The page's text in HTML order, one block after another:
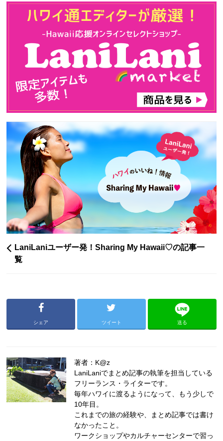
LaniLaniユーザー発！Sharing My Hawaii♡の記事一
覧
シェア ツイート 送る
著者：K@z
LaniLaniでまとめ記事の執筆を担当している
フリーランス・ライターです。
毎年ハワイに渡るようになって、もう少しで
10年目。
これまでの旅の経験や、まとめ記事では書け
なかったこと。
ワークショップやカルチャーセンターで習っ